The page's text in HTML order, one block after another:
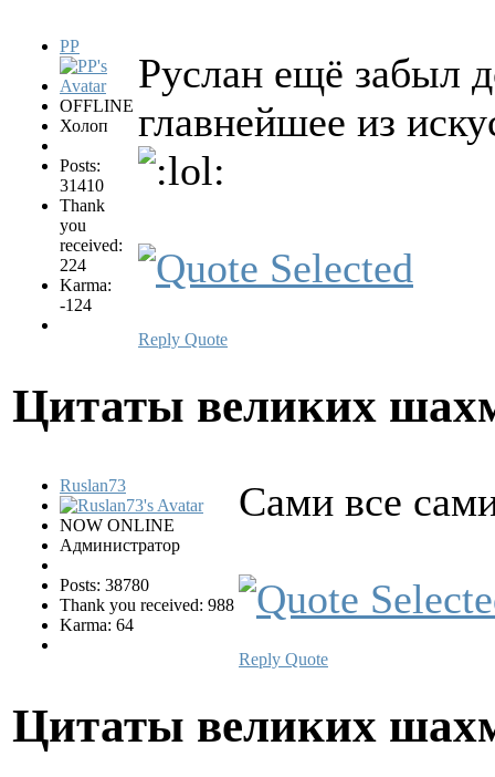
PP
OFFLINE
Холоп
Posts:
31410
Thank
you
received:
224
Karma:
-124
Руслан ещё забыл
главнейшее из
Reply Quote
Цитаты великих
Ruslan73
NOW ONLINE
Администратор
Posts: 38780
Thank you received: 988
Karma: 64
Сами все
Reply Quote
Цитаты великих